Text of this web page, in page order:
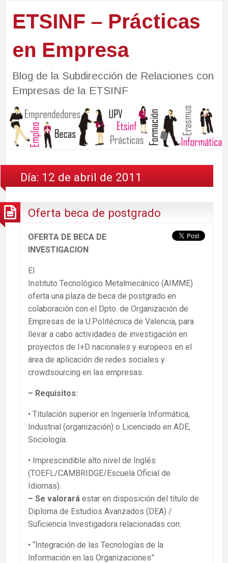
ETSINF – Prácticas
en Empresa
Blog de la Subdirección de Relaciones con
Empresas de la ETSINF
Día: 12 de abril de 2011
Oferta beca de postgrado
OFERTA DE BECA DE
INVESTIGACION
El
Instituto Tecnológico Metalmecánico (AIMME)
oferta una plaza de beca de postgrado en
colaboración con el Dpto. de Organización de
Empresas de la U.Politécnica de Valencia, para
llevar a cabo actividades de investigación en
proyectos de I+D nacionales y europeos en el
área de aplicación de redes sociales y
crowdsourcing en las empresas.
– Requisitos:
• Titulación superior en Ingeniería Informática,
Industrial (organización) o Licenciado en ADE,
Sociología.
• Imprescindible alto nivel de Inglés
(TOEFL/CAMBRIDGE/Escuela Oficial de
Idiomas).
– Se valorará estar en disposición del título de
Diploma de Estudios Avanzados (DEA) /
Suficiencia Investigadora relacionadas con:
• “Integración de las Tecnologías de la
Información en las Organizaciones”